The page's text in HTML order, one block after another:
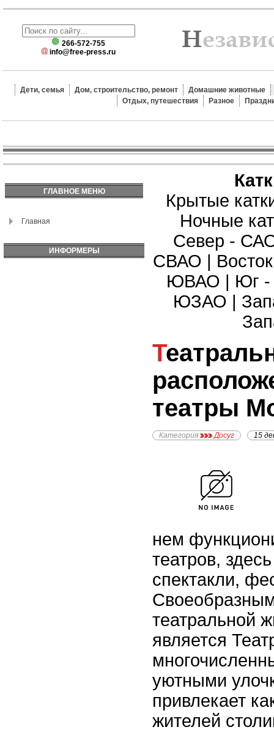
266-572-755
info@free-press.ru
Дети, семья Дом, строительство, ремонт
Домашние животные
Отдых, путешествия
Разное
ГЛАВНОЕ МЕНЮ
Главная
ИНФОРМЕРЫ
Крытые
Ночные
Север -
СВАО |
ЮВАО | Юг
ЮЗАО |
Театральный район: где
театры
Категория Досуг 15
нем
театров,
спектакли,
театральной
является
уютными
привлекает
жителей